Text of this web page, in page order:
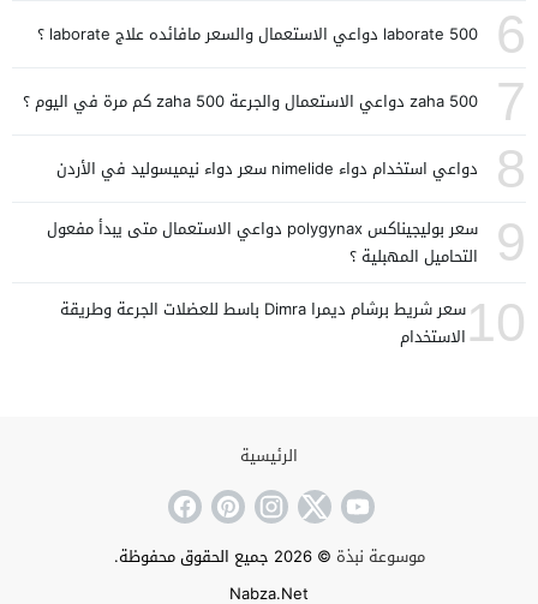
6 laborate 500 دواعي الاستعمال والسعر مافائده علاج laborate ؟
7 zaha 500 دواعي الاستعمال والجرعة zaha 500 كم مرة في اليوم ؟
8 دواعي استخدام دواء nimelide سعر دواء نيميسوليد في الأردن
9
سعر بوليجيناكس polygynax دواعي الاستعمال متى يبدأ مفعول
التحاميل المهبلية ؟
10
سعر شريط برشام ديمرا Dimra باسط للعضلات الجرعة وطريقة
الاستخدام
الرئيسية
موسوعة نبذة © 2026 جميع الحقوق محفوظة.
Nabza.Net